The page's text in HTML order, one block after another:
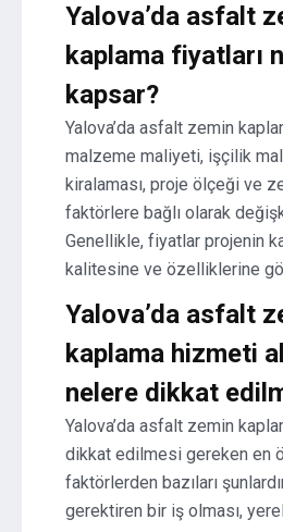
Yalova’da asfalt
kaplama fiyatları
kapsar?
Yalova’da asfalt zemin
malzeme maliyeti, işçilik
kiralaması, proje ölçeği ve
faktörlere bağlı olarak
Genellikle, fiyatlar projenin
kalitesine ve özelliklerine
Yalova’da asfalt
kaplama hizmeti
nelere dikkat
Yalova’da asfalt zemin
dikkat edilmesi gereken en
faktörlerden bazıları
gerektiren bir iş olması,